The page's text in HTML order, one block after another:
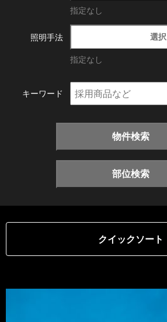
指定なし
照明手法 選択
指定なし
キーワード
物件検索
部位検索
クイックソート